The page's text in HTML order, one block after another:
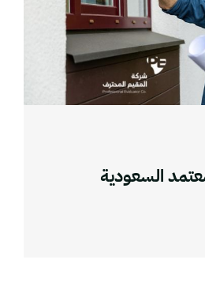
السعودية